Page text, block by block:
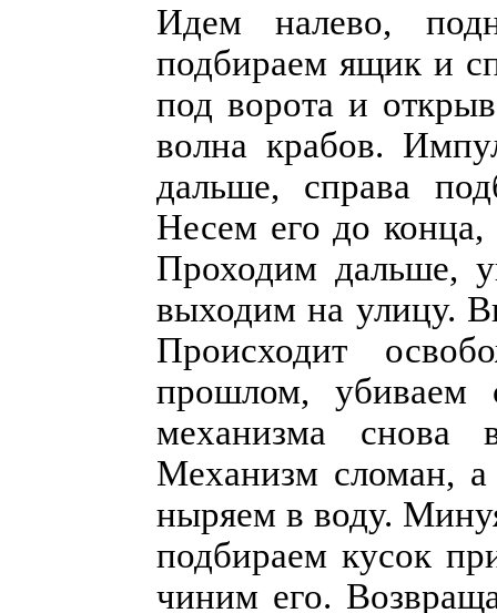
Идем налево,
подбираем ящик и
под ворота и
волна крабов.
дальше, справа
Несем его до конца,
Проходим дальше,
выходим на улицу.
Происходит
прошлом, убиваем
механизма
Механизм сломан, а
ныряем в воду.
подбираем кусок
чиним его.